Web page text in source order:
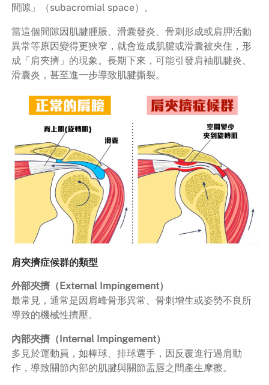
間隙」（subacromial space）。
當這個間隙因肌腱腫脹、滑囊發炎、骨刺形成或肩胛活動
異常等原因變得更狹窄，就會造成肌腱或滑囊被夾住，形
成「肩夾擠」的現象。長期下來，可能引發肩袖肌腱炎、
滑囊炎，甚至進一步導致肌腱撕裂。
肩夾擠症候群的類型
外部夾擠（External Impingement）
最常見，通常是因肩峰骨形異常、骨刺增生或姿勢不良所
導致的機械性擠壓。
內部夾擠（Internal Impingement）
多見於運動員，如棒球、排球選手，因反覆進行過肩動
作，導致關節內部的肌腱與關節盂唇之間產生摩擦。